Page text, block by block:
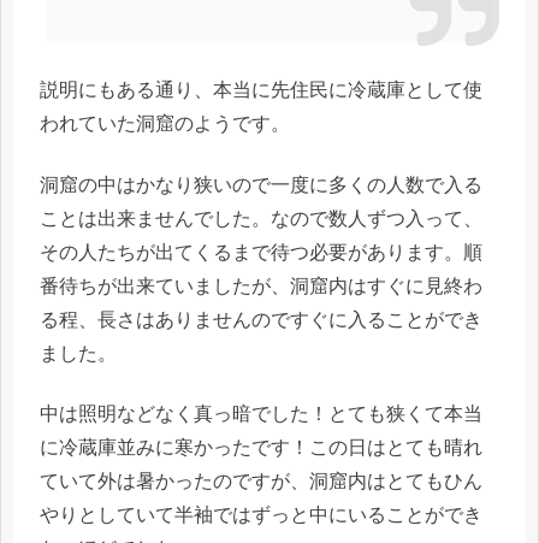
説明にもある通り、本当に先住民に冷蔵庫として使
われていた洞窟のようです。
洞窟の中はかなり狭いので一度に多くの人数で入る
ことは出来ませんでした。なので数人ずつ入って、
その人たちが出てくるまで待つ必要があります。順
番待ちが出来ていましたが、洞窟内はすぐに見終わ
る程、長さはありませんのですぐに入ることができ
ました。
中は照明などなく真っ暗でした！とても狭くて本当
に冷蔵庫並みに寒かったです！この日はとても晴れ
ていて外は暑かったのですが、洞窟内はとてもひん
やりとしていて半袖ではずっと中にいることができ